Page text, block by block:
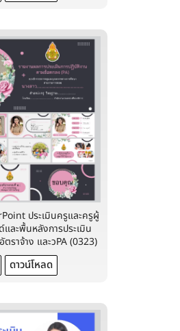
ประเมินครูและครูผู้
ละพื้นหลังการประเมิน
ราจ้าง และวPA (0323)
ดาวน์โหลด